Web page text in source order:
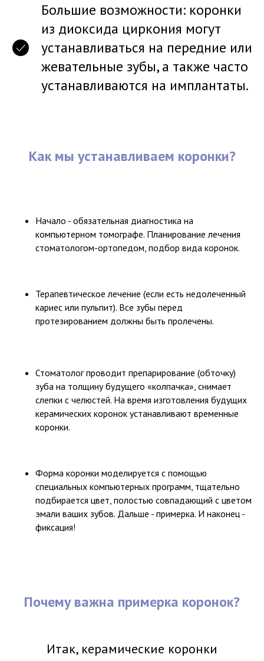
Большие возможности: коронки
из диоксида циркония могут
устанавливаться на передние или
жевательные зубы, а также часто
устанавливаются на имплантаты.
Как мы устанавливаем коронки?
Начало - обязательная диагностика на
компьютерном томографе. Планирование лечения
стоматологом-ортопедом, подбор вида коронок.
Терапевтическое лечение (если есть недолеченный
кариес или пульпит). Все зубы перед
протезированием должны быть пролечены.
Стоматолог проводит препарирование (обточку)
зуба на толщину будущего «колпачка», снимает
слепки с челюстей. На время изготовления будущих
керамических коронок устанавливают временные
коронки.
Форма коронки моделируется с помощью
специальных компьютерных программ, тщательно
подбирается цвет, полостью совпадающий с цветом
эмали ваших зубов. Дальше - примерка. И наконец -
фиксация!
Почему важна примерка коронок?
Итак, керамические коронки